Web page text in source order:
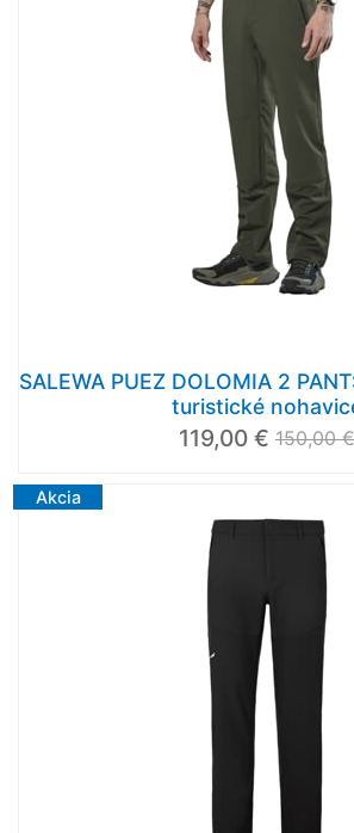
SALEWA PUEZ DOLOMIA 2
turistické
119,00 € 150,00 €
Akcia